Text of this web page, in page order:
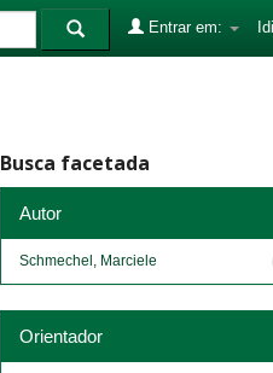
Entrar em:
Busca facetada
Autor
Schmechel, Marciele
Orientador